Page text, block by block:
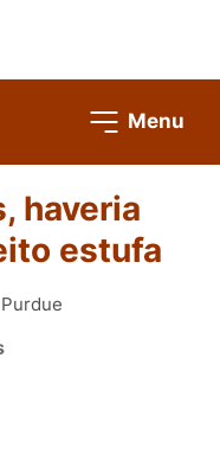
Menu
haveria
estufa